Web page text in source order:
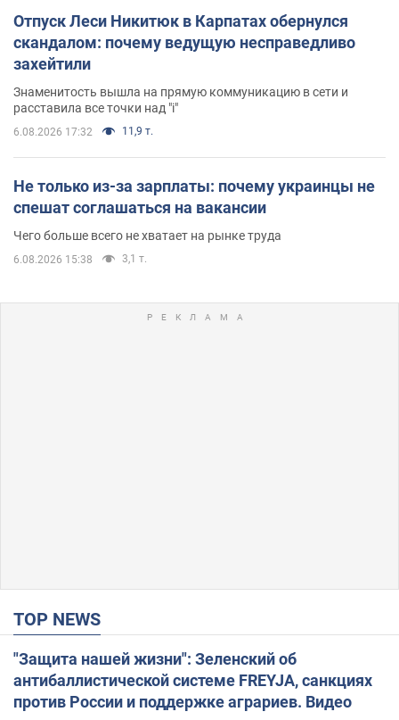
Отпуск Леси Никитюк в Карпатах обернулся
скандалом: почему ведущую несправедливо
захейтили
Знаменитость вышла на прямую коммуникацию в сети и
расставила все точки над "i"
6.08.2026 17:32 11,9 т.
Не только из-за зарплаты: почему украинцы не
спешат соглашаться на вакансии
Чего больше всего не хватает на рынке труда
6.08.2026 15:38 3,1 т.
TOP NEWS
"Защита нашей жизни": Зеленский об
антибаллистической системе FREYJA, санкциях
против России и поддержке аграриев. Видео